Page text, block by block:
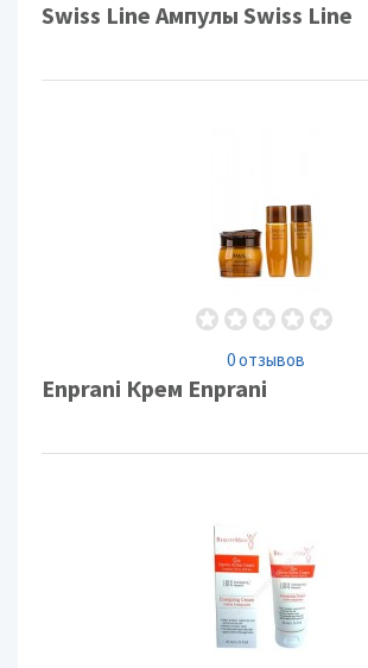
Swiss Line Ампулы Swiss Line
0 отзывов
Enprani Крем Enprani